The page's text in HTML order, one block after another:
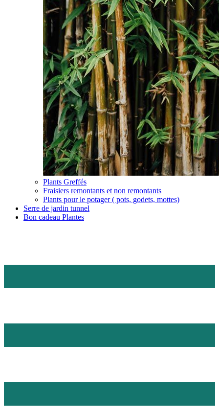
Plants Greffés
Fraisiers remontants et non remontants
Plants pour le potager ( pots, godets, mottes)
Serre de jardin tunnel
Bon cadeau Plantes